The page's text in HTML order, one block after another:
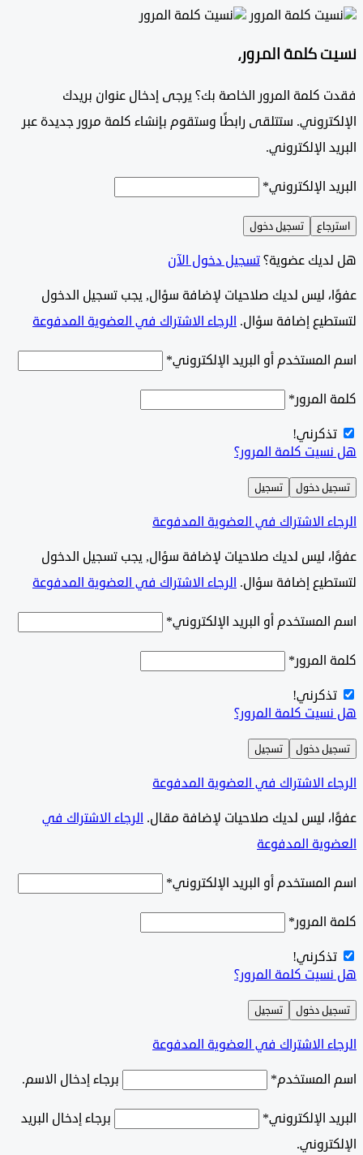
كلمة المرور،
كلمة المرور الخاصة بك؟ يرجى إدخال عنوان بريدك
ستتلقى رابطًا وستقوم بإنشاء كلمة مرور جديدة عبر
الإلكتروني.
الإلكتروني*
تسجيل دخول
عضوية؟تسجيل دخول الآن
ليس لديك صلاحيات لإضافة سؤال, يجب تسجيل الدخول
إضافة سؤال.الرجاء الاشتراك في العضوية المدفوعة
أو البريد الإلكتروني*
*
كلمة المرور؟
دخول تسجيل
الاشتراك في العضوية المدفوعة
ليس لديك صلاحيات لإضافة سؤال, يجب تسجيل الدخول
إضافة سؤال.الرجاء الاشتراك في العضوية المدفوعة
أو البريد الإلكتروني*
*
كلمة المرور؟
دخول تسجيل
الاشتراك في العضوية المدفوعة
ليس لديك صلاحيات لإضافة مقال.الرجاء الاشتراك في
المدفوعة
أو البريد الإلكتروني*
*
كلمة المرور؟
دخول تسجيل
الاشتراك في العضوية المدفوعة
* برجاء إدخال الاسم.
الإلكتروني*
برجاء إدخال البريد